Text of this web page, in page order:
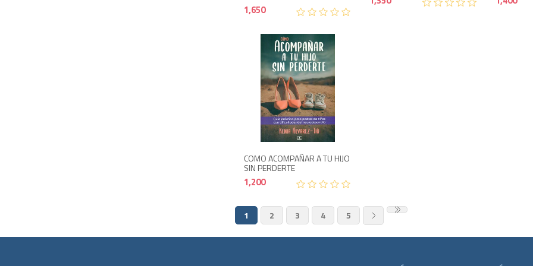
1,650
COMO ACOMPAÑAR A TU HIJO
SIN PERDERTE
1,200
1 2 3 4 5